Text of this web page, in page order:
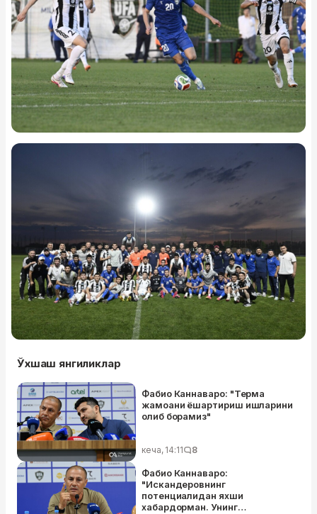
Ўхшаш янгиликлар
Фабио Каннаваро: "Терма
жамоани ёшартириш ишларини
олиб борамиз"
кеча, 14:11 8
Фабио Каннаваро:
"Искандеровнинг
потенциалидан яхши
хабардорман. Унинг